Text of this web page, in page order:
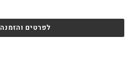
לפרטים והזמנה